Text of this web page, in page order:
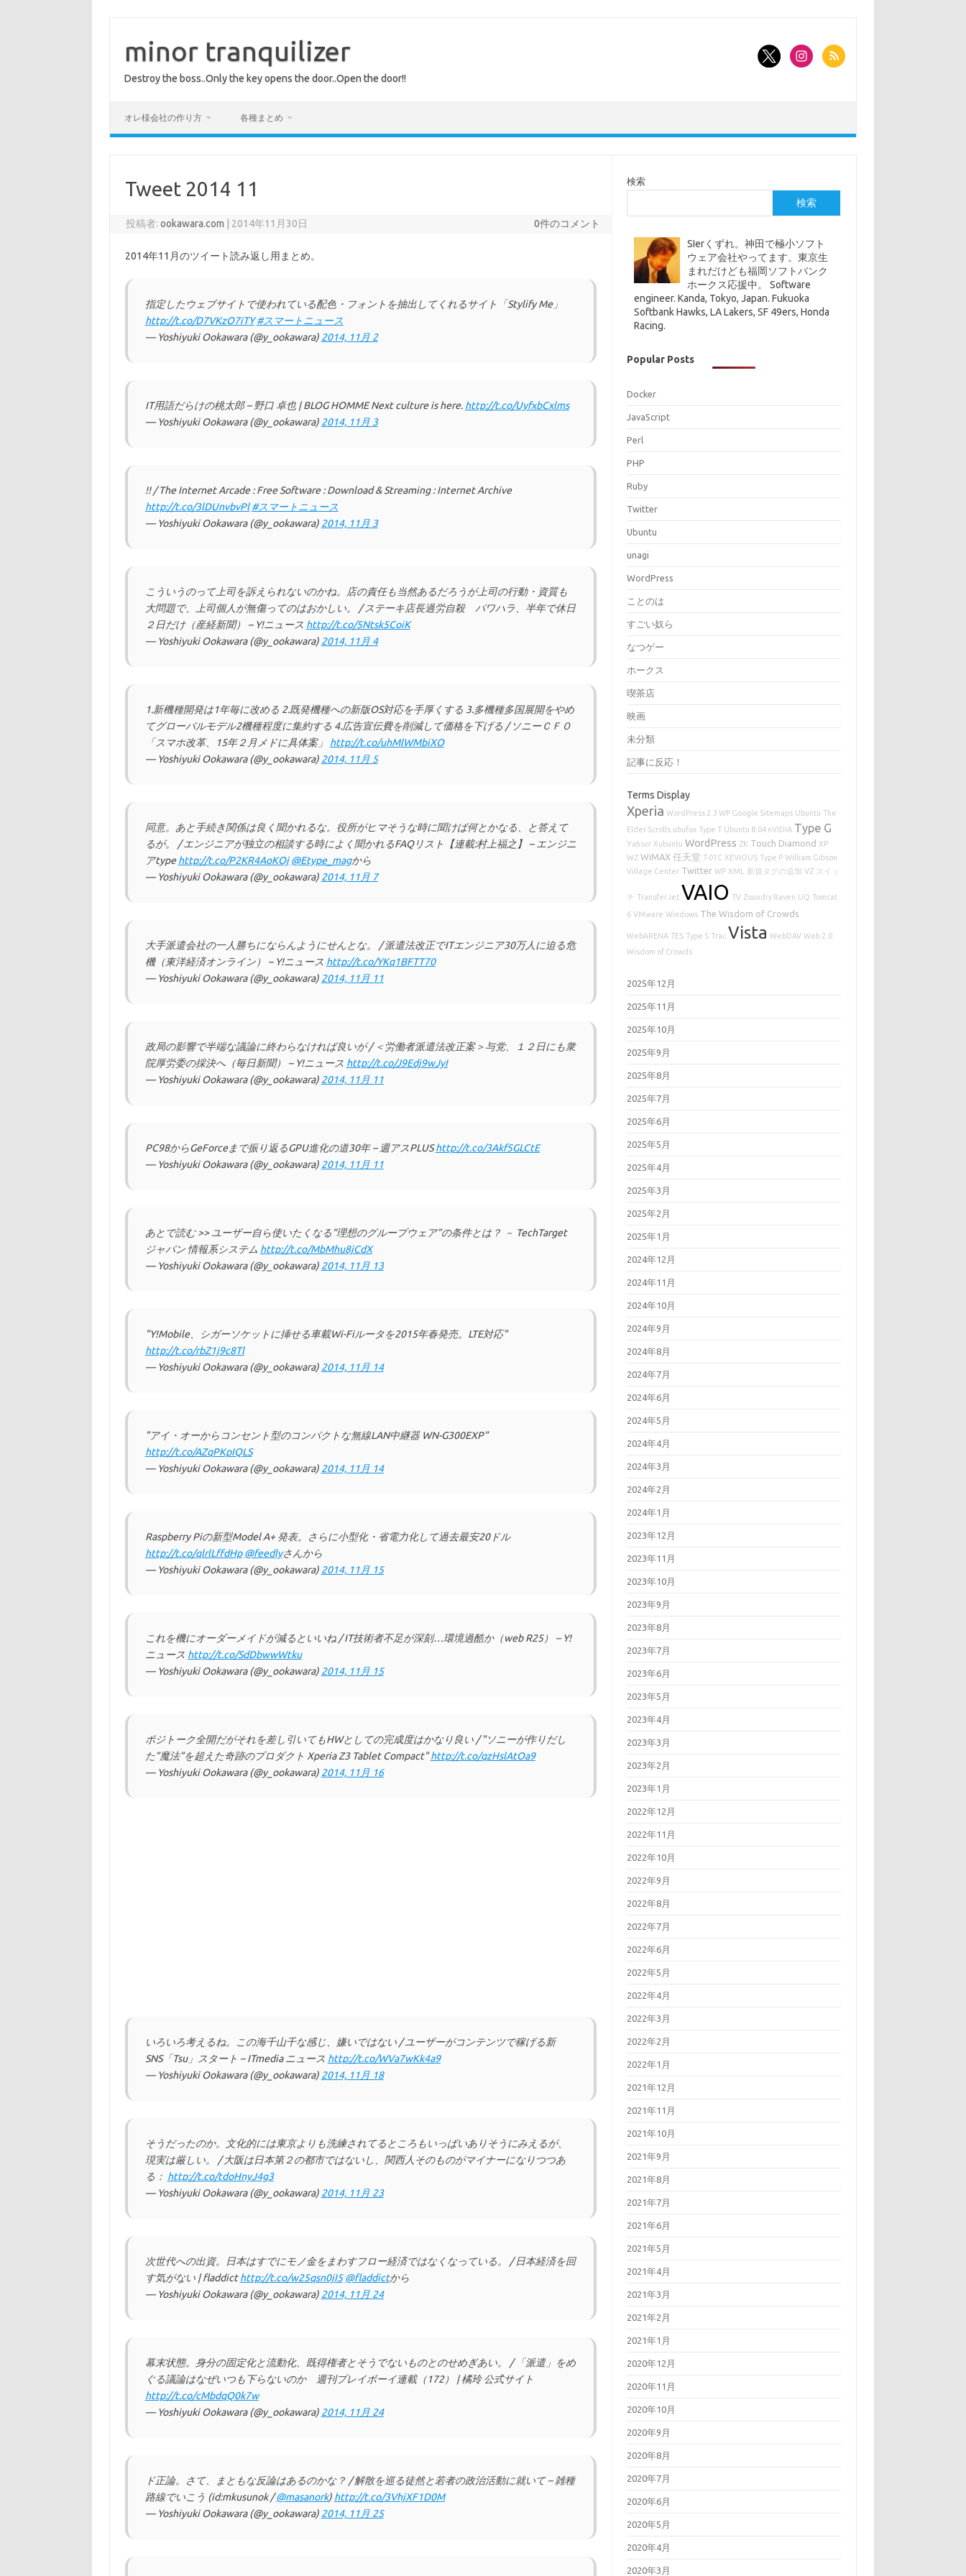
minor tranquilizer
Destroy the boss..Only the key opens the door..Open the door!!
オレ様会社の作り方 各種まとめ
Tweet 2014 11
投稿者:ookawara.com 2014年11月30日 0件のコメント
2014年11月のツイート読み返し用まとめ。
指定したウェブサイトで使われている配色・フォントを抽出してくれるサイト「Stylify Me」
http://t.co/D7VKzO7iTY#スマートニュース
— Yoshiyuki Ookawara (@y_ookawara) 2014, 11月 2
IT用語だらけの桃太郎 – 野口 卓也 | BLOG HOMME Next culture is here. http://t.co/UyfxbCxlms
— Yoshiyuki Ookawara (@y_ookawara) 2014, 11月 3
!! / The Internet Arcade : Free Software : Download & Streaming : Internet Archive
http://t.co/3lDUnvbvPl #スマートニュース
— Yoshiyuki Ookawara (@y_ookawara) 2014, 11月 3
こういうのって上司を訴えられないのかね。店の責任も当然あるだろうが上司の行動・資質も
大問題で、上司個人が無傷ってのはおかしい。 / ステーキ店長過労自殺 パワハラ、半年で休日
２日だけ（産経新聞） – Y!ニュース http://t.co/5Ntsk5CoiK
— Yoshiyuki Ookawara (@y_ookawara) 2014, 11月 4
1.新機種開発は1年毎に改める 2.既発機種への新版OS対応を手厚くする 3.多機種多国展開をやめ
てグローバルモデル2機種程度に集約する 4.広告宣伝費を削減して価格を下げる / ソニーＣＦＯ
「スマホ改革、15年２月メドに具体案」 http://t.co/uhMlWMbiXO
— Yoshiyuki Ookawara (@y_ookawara) 2014, 11月 5
同意。あと手続き関係は良く聞かれるな。役所がヒマそうな時に聞けば何とかなる、と答えて
るが。 / エンジニアが独立の相談する時によく聞かれるFAQリスト【連載:村上福之】 – エンジニ
アtypehttp://t.co/P2KR4AoKOj @Etype_magから
— Yoshiyuki Ookawara (@y_ookawara) 2014, 11月 7
大手派遣会社の一人勝ちにならんようにせんとな。 / 派遣法改正でITエンジニア30万人に迫る危
機（東洋経済オンライン） – Y!ニュース http://t.co/YKq1BFTT70
— Yoshiyuki Ookawara (@y_ookawara) 2014, 11月 11
政局の影響で半端な議論に終わらなければ良いが / ＜労働者派遣法改正案＞与党、１２日にも衆
院厚労委の採決へ（毎日新聞） – Y!ニュース http://t.co/J9Edj9wJyI
— Yoshiyuki Ookawara (@y_ookawara) 2014, 11月 11
PC98からGeForceまで振り返るGPU進化の道30年 – 週アスPLUShttp://t.co/3Akf5GLCtE
— Yoshiyuki Ookawara (@y_ookawara) 2014, 11月 11
あとで読む >> ユーザー自ら使いたくなる“理想のグループウェア”の条件とは？ － TechTarget
ジャパン 情報系システム http://t.co/MbMhu8jCdX
— Yoshiyuki Ookawara (@y_ookawara) 2014, 11月 13
"Y!Mobile、シガーソケットに挿せる車載Wi-Fiルータを2015年春発売。LTE対応"
http://t.co/rbZ1j9c8Tl
— Yoshiyuki Ookawara (@y_ookawara) 2014, 11月 14
"アイ・オーからコンセント型のコンパクトな無線LAN中継器 WN-G300EXP"
http://t.co/AZqPKpIQLS
— Yoshiyuki Ookawara (@y_ookawara) 2014, 11月 14
Raspberry Piの新型Model A+ 発表。さらに小型化・省電力化して過去最安20ドル
http://t.co/qlrlLffdHp @feedlyさんから
— Yoshiyuki Ookawara (@y_ookawara) 2014, 11月 15
これを機にオーダーメイドが減るといいね / IT技術者不足が深刻…環境過酷か（web R25） – Y!
ニュース http://t.co/SdDbwwWtku
— Yoshiyuki Ookawara (@y_ookawara) 2014, 11月 15
ポジトーク全開だがそれを差し引いてもHWとしての完成度はかなり良い / "ソニーが作りだし
た”魔法”を超えた奇跡のプロダクト Xperia Z3 Tablet Compact"http://t.co/qzHslAtOa9
— Yoshiyuki Ookawara (@y_ookawara) 2014, 11月 16
いろいろ考えるね。この海千山千な感じ、嫌いではない / ユーザーがコンテンツで稼げる新
SNS「Tsu」スタート – ITmedia ニュース http://t.co/WVa7wKk4a9
— Yoshiyuki Ookawara (@y_ookawara) 2014, 11月 18
そうだったのか。文化的には東京よりも洗練されてるところもいっぱいありそうにみえるが、
現実は厳しい。 / 大阪は日本第２の都市ではないし、関西人そのものがマイナーになりつつあ
る： http://t.co/tdoHnyJ4g3
— Yoshiyuki Ookawara (@y_ookawara) 2014, 11月 23
次世代への出資。日本はすでにモノ金をまわすフロー経済ではなくなっている。 / 日本経済を回
す気がない | fladdicthttp://t.co/w25qsn0jI5 @fladdictから
— Yoshiyuki Ookawara (@y_ookawara) 2014, 11月 24
幕末状態。身分の固定化と流動化、既得権者とそうでないものとのせめぎあい。 / 「派遣」をめ
ぐる議論はなぜいつも下らないのか 週刊プレイボーイ連載（172） | 橘玲 公式サイト
http://t.co/cMbdqQ0k7w
— Yoshiyuki Ookawara (@y_ookawara) 2014, 11月 24
ド正論。さて、まともな反論はあるのかな？ / 解散を巡る徒然と若者の政治活動に就いて – 雑種
路線でいこう (id:mkusunok /@masanork) http://t.co/3VhjXF1D0M
— Yoshiyuki Ookawara (@y_ookawara) 2014, 11月 25
検索
検索
SIerくずれ。神田で極小ソフト
ウェア会社やってます。東京生
まれだけども福岡ソフトバンク
ホークス応援中。 Software
engineer. Kanda, Tokyo, Japan. Fukuoka
Softbank Hawks, LA Lakers, SF 49ers, Honda
Racing.
Popular Posts
Docker
JavaScript
Perl
PHP
Ruby
Twitter
Ubuntu
unagi
WordPress
ことのは
すごい奴ら
なつゲー
ホークス
喫茶店
映画
未分類
記事に反応！
Terms Display
Xperia WordPress 2.3 WP Google Sitemaps Ubuntu The
Elder Scrolls ubufox Type T Ubuntu 8.04 nVIDIA Type G
Yahoo! Xubuntu WordPress ZK Touch Diamond XP
WZ WiMAX 任天堂 T-01C XEVIOUS Type P William Gibson
Village Center Twitter WP XML 新規タグの追加 VZ スイッ
チ TransferJet VAIO TV Zoundry Raven UQ Tomcat
6 VMware Windows The Wisdom of Crowds
WebARENA TES Type S Trac Vista WebDAV Web 2.0
Wisdom of Crowds
2025年12月
2025年11月
2025年10月
2025年9月
2025年8月
2025年7月
2025年6月
2025年5月
2025年4月
2025年3月
2025年2月
2025年1月
2024年12月
2024年11月
2024年10月
2024年9月
2024年8月
2024年7月
2024年6月
2024年5月
2024年4月
2024年3月
2024年2月
2024年1月
2023年12月
2023年11月
2023年10月
2023年9月
2023年8月
2023年7月
2023年6月
2023年5月
2023年4月
2023年3月
2023年2月
2023年1月
2022年12月
2022年11月
2022年10月
2022年9月
2022年8月
2022年7月
2022年6月
2022年5月
2022年4月
2022年3月
2022年2月
2022年1月
2021年12月
2021年11月
2021年10月
2021年9月
2021年8月
2021年7月
2021年6月
2021年5月
2021年4月
2021年3月
2021年2月
2021年1月
2020年12月
2020年11月
2020年10月
2020年9月
2020年8月
2020年7月
2020年6月
2020年5月
2020年4月
2020年3月